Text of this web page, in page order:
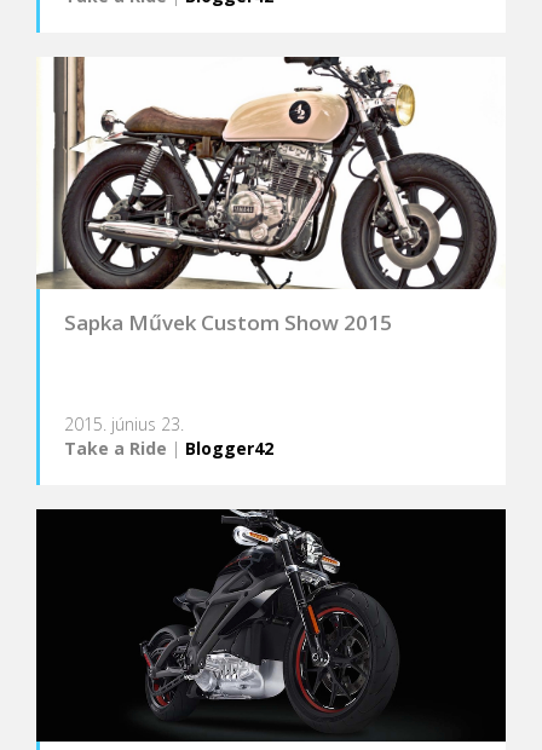
Sapka Művek Custom Show 2015
2015. június 23.
Take a Ride | Blogger42